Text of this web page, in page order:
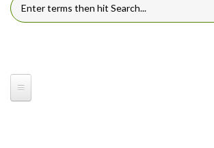
FORMULÁRIO DE